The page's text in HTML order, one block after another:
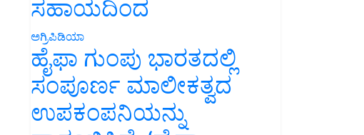
ಸಹಾಯದಿಂದ
ಅಗ್ರಿಪಿಡಿಯಾ
ಹೈಫಾ ಗುಂಪು ಭಾರತದಲ್ಲಿ
ಸಂಪೂರ್ಣ ಮಾಲೀಕತ್ವದ
ಉಪಕಂಪನಿಯನ್ನು